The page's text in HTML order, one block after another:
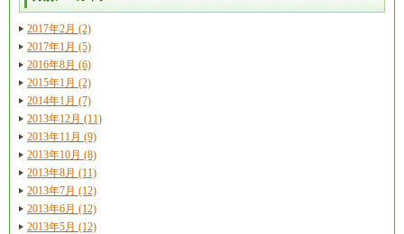
2017年2月 (2)
2017年1月 (5)
2016年8月 (6)
2015年1月 (2)
2014年1月 (7)
2013年12月 (11)
2013年11月 (9)
2013年10月 (8)
2013年8月 (11)
2013年7月 (12)
2013年6月 (12)
2013年5月 (12)